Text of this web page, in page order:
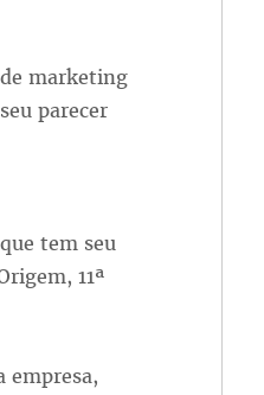
marketing
parecer
tem seu
11ª
empresa,